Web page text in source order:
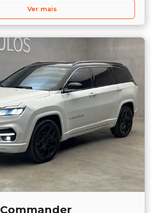
Ver mais
Commander